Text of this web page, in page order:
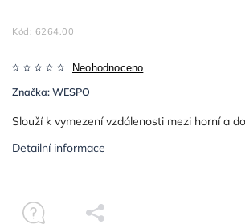
Kód: 6264.00
Neohodnoceno
Značka:WESPO
Slouží k vymezení vzdálenosti mezi horní a
Detailní informace